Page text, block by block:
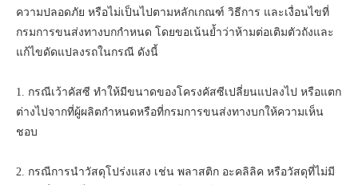
ความปลอดภัย หรือไม่เป็นไปตามหลักเกณฑ์ วิธีการ และเงื่อนไขที่
กรมการขนส่งทางบกกำหนด โดยขอเน้นย้ำว่าห้ามต่อเติมตัวถังและ
แก้ไขดัดแปลงรถในกรณี ดังนี้
1. กรณีเว้าคัสซี ทำให้มีขนาดของโครงคัสซีเปลี่ยนแปลงไป หรือแตก
ต่างไปจากที่ผู้ผลิตกำหนดหรือที่กรมการขนส่งทางบกให้ความเห็น
ชอบ
2. กรณีการนำวัสดุโปร่งแสง เช่น พลาสติก อะคลิลิค หรือวัสดุที่ไม่มี